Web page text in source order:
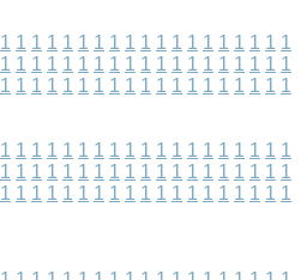
1 1 1 1 1 1 1 1 1 1 1 1 1 1 1 1 1 1 1
1 1 1 1 1 1 1 1 1 1 1 1 1 1 1 1 1 1 1
1 1 1 1 1 1 1 1 1 1 1 1 1 1 1 1 1 1 1
1 1 1 1 1 1 1 1 1 1 1 1 1 1 1 1 1 1 1
1 1 1 1 1 1 1 1 1 1 1 1 1 1 1 1 1 1 1
1 1 1 1 1 1 1 1 1 1 1 1 1 1 1 1 1 1 1